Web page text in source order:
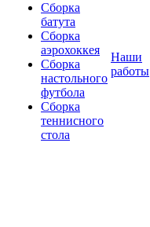
Сборка
батута
Сборка
аэрохоккея
Сборка
настольного
футбола
Сборка
теннисного
стола
Наши
работы